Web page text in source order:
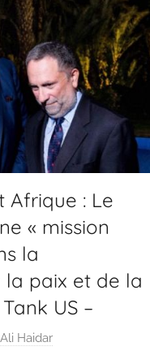
Afrique : Le
« mission
la
paix et de la
US –
Ali Haidar